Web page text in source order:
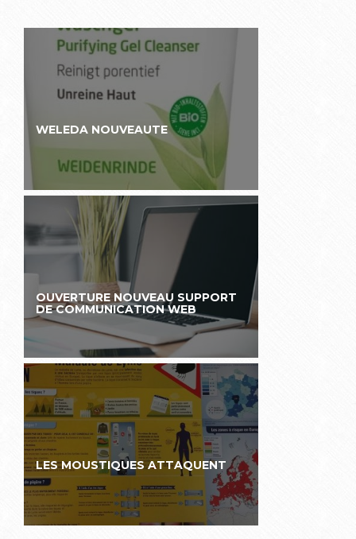
WELEDA NOUVEAUTE
OUVERTURE NOUVEAU SUPPORT
DE COMMUNICATION WEB
LES MOUSTIQUES ATTAQUENT